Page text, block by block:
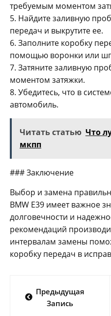
требуемым моментом
5. Найдите заливную
передач и выкрутите ее.
6. Заполните коробку
помощью воронки или
7. Затяните заливную
моментом затяжки.
8. Убедитесь, что в
автомобиль.
Читать статью Что
мкпп
### Заключение
Выбор и замена
BMW E39 имеет важное
долговечности и
рекомендаций
интервалам замены
коробку передач в
по
Предыдущая
Запись